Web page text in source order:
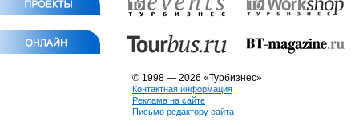
© 1998 — 2026 «Турбизнес»
Контактная информация
Реклама на сайте
Письмо редактору сайта